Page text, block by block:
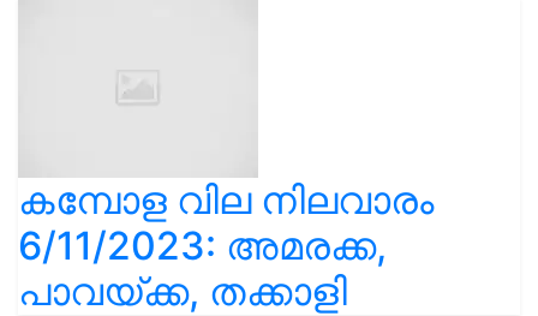
കമ്പോള വില നിലവാരം
6/11/2023: അമരക്ക,
പാവയ്ക്ക, തക്കാളി